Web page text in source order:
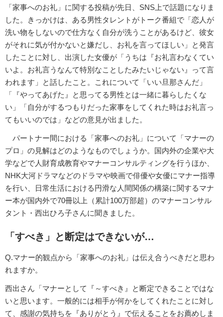
「家事へのお礼」に関する投稿が先日、SNS上で話題になりま
した。きっかけは、ある男性タレントがトーク番組で「恋人が
洗い物をしないので仕方なく自分が洗うことがあるけど、彼女
がそれに気が付かないと嫌だし、お礼を言ってほしい」と発言
したことに対し、出演した女優が「うちは『お礼言わなくてい
いよ。お礼言うなんて特別なことしたみたいじゃない』って言
われます」と話したこと。これについて「いい旦那さんだ」
「『やってあげた』と思ってる男性とは一緒に暮らしたくな
い」「自分がするつもりだった家事をしてくれた時はお礼言っ
てもいいのでは」などの意見が出ました。
パートナー間における「家事へのお礼」について「マナーの
プロ」の見解はどのようなものでしょうか。国内外の企業や大
学などで人財育成教育やマナーコンサルティングを行うほか、
NHK大河ドラマなどのドラマや映画で俳優や女優にマナー指導
を行い、日常生活における円滑な人間関係の構築に関するマナ
ー本が国内外で70冊以上（累計100万部超）のマナーコンサル
タント・西出ひろ子さんに聞きました。
「すべき」と断定はできないが…
Q.マナー的観点から「家事へのお礼」は伝え合うべきだと思わ
れますか。
西出さん「マナーとして『～すべき』と断定できることではな
いと思います。一般的には相手が何かをしてくれたことに対し
て、感謝の気持ちを『ありがとう』で伝えることをお薦めしま